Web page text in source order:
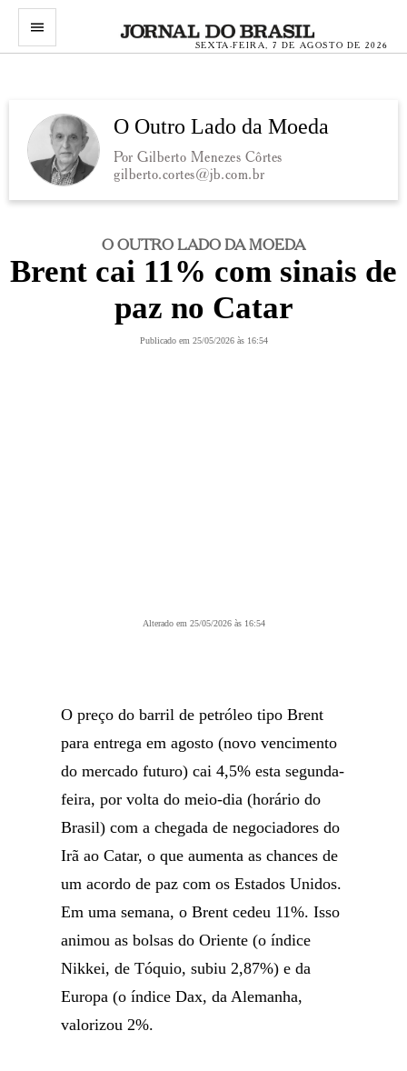
menu
SEXTA-FEIRA, 7 DE AGOSTO DE 2026
O Outro Lado da Moeda
Por Gilberto Menezes Côrtes
gilberto.cortes@jb.com.br
O OUTRO LADO DA MOEDA
Brent cai 11% com sinais de
paz no Catar
Publicado em 25/05/2026 às 16:54
Alterado em 25/05/2026 às 16:54
O preço do barril de petróleo tipo Brent
para entrega em agosto (novo vencimento
do mercado futuro) cai 4,5% esta segunda-
feira, por volta do meio-dia (horário do
Brasil) com a chegada de negociadores do
Irã ao Catar, o que aumenta as chances de
um acordo de paz com os Estados Unidos.
Em uma semana, o Brent cedeu 11%. Isso
animou as bolsas do Oriente (o índice
Nikkei, de Tóquio, subiu 2,87%) e da
Europa (o índice Dax, da Alemanha,
valorizou 2%.